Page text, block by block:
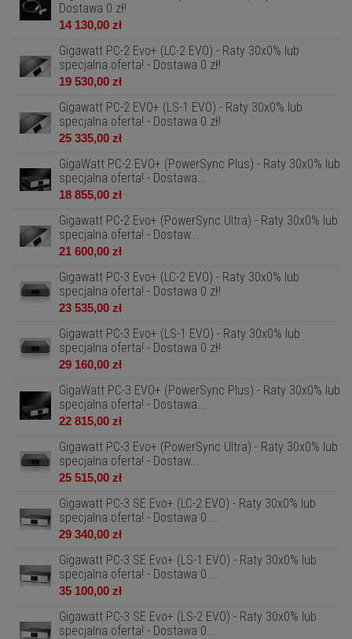
Dostawa 0 zł!
14 130,00 zł
Gigawatt PC-2 Evo+ (LC-2 EVO) - Raty 30x0% lub
specjalna oferta! - Dostawa 0 zł!
19 530,00 zł
Gigawatt PC-2 EVO+ (LS-1 EVO) - Raty 30x0% lub
specjalna oferta! - Dostawa 0 zł!
25 335,00 zł
GigaWatt PC-2 EVO+ (PowerSync Plus) - Raty 30x0% lub
specjalna oferta! - Dostawa...
18 855,00 zł
Gigawatt PC-2 Evo+ (PowerSync Ultra) - Raty 30x0% lub
specjalna oferta! - Dostaw...
21 600,00 zł
Gigawatt PC-3 Evo+ (LC-2 EVO) - Raty 30x0% lub
specjalna oferta! - Dostawa 0 zł!
23 535,00 zł
Gigawatt PC-3 Evo+ (LS-1 EVO) - Raty 30x0% lub
specjalna oferta! - Dostawa 0 zł!
29 160,00 zł
GigaWatt PC-3 EVO+ (PowerSync Plus) - Raty 30x0% lub
specjalna oferta! - Dostawa...
22 815,00 zł
Gigawatt PC-3 Evo+ (PowerSync Ultra) - Raty 30x0% lub
specjalna oferta! - Dostaw...
25 515,00 zł
Gigawatt PC-3 SE Evo+ (LC-2 EVO) - Raty 30x0% lub
specjalna oferta! - Dostawa 0 ...
29 340,00 zł
Gigawatt PC-3 SE Evo+ (LS-1 EVO) - Raty 30x0% lub
specjalna oferta! - Dostawa 0 ...
35 100,00 zł
Gigawatt PC-3 SE Evo+ (LS-2 EVO) - Raty 30x0% lub
specjalna oferta! - Dostawa 0 ...